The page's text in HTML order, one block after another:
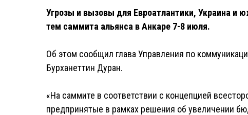
Угрозы и вызовы для Евроатлантики, Украина и
тем саммита альянса в Анкаре 7-8 июля.
Об этом сообщил глава Управления по
Бурханеттин Дуран.
«На саммите в соответствии с концепцией
предпринятые в рамках решения об увеличении